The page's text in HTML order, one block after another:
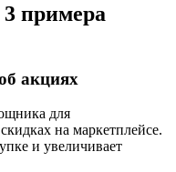
примера
акциях
для
на маркетплейсе.
и увеличивает